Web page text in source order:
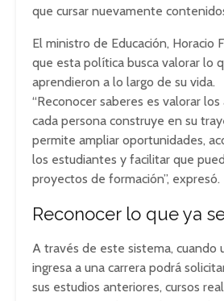
que cursar nuevamente
El ministro de Educación, Horacio
que esta política busca valorar lo
aprendieron a lo largo de su vida.
“Reconocer saberes es valorar
cada persona construye en su
permite ampliar oportunidades,
los estudiantes y facilitar que
proyectos de formación”, expresó.
Reconocer lo que ya
A través de este sistema, cuando
ingresa a una carrera podrá
sus estudios anteriores, cursos